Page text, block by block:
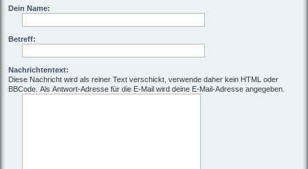
Dein Name:
Betreff:
Nachrichtentext:
Diese Nachricht wird als reiner Text verschickt, verwende daher kein HTML oder
BBCode. Als Antwort-Adresse für die E-Mail wird deine E-Mail-Adresse angegeben.